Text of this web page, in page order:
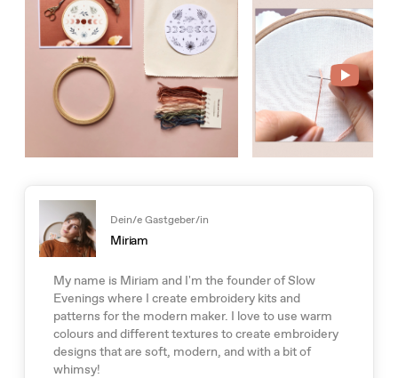
Dein/e Gastgeber/in
Miriam
My name is Miriam and I'm the founder of Slow
Evenings where I create embroidery kits and
patterns for the modern maker. I love to use warm
colours and different textures to create embroidery
designs that are soft, modern, and with a bit of
whimsy!